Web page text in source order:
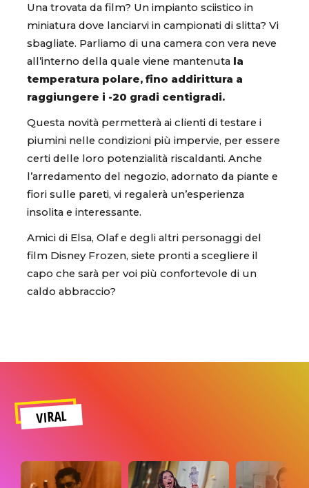
Una trovata da film? Un impianto sciistico in
miniatura dove lanciarvi in campionati di slitta? Vi
sbagliate. Parliamo di una camera con vera neve
all’interno della quale viene mantenuta la
temperatura polare, fino addirittura a
raggiungere i -20 gradi centigradi.
Questa novità permetterà ai clienti di testare i
piumini nelle condizioni più impervie, per essere
certi delle loro potenzialità riscaldanti. Anche
l’arredamento del negozio, adornato da piante e
fiori sulle pareti, vi regalerà un’esperienza
insolita e interessante.
Amici di Elsa, Olaf e degli altri personaggi del
film Disney Frozen, siete pronti a scegliere il
capo che sarà per voi più confortevole di un
caldo abbraccio?
VIRAL